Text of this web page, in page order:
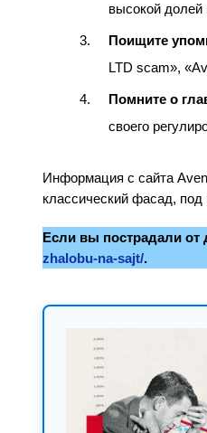
высокой долей
Поищите
LTD scam»,
Помните о
своего
Информация с сайта
классический фасад,
Если вы пострадали
zhalobu-na-sajt/.